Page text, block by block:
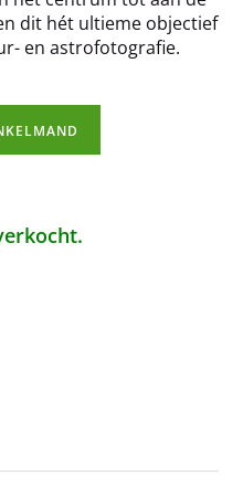
dit hét ultieme objectief
en astrofotografie.